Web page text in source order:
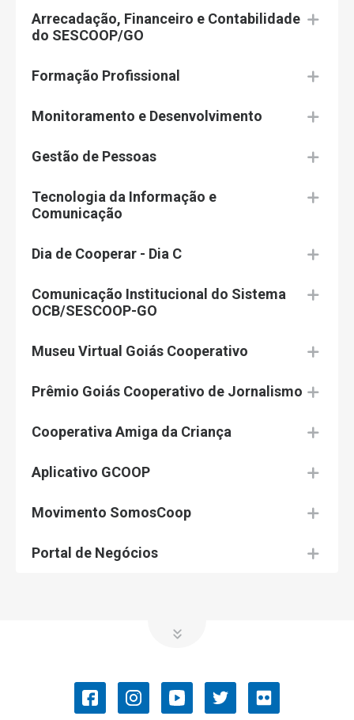
Arrecadação, Financeiro e Contabilidade
do SESCOOP/GO
Formação Profissional
Monitoramento e Desenvolvimento
Gestão de Pessoas
Tecnologia da Informação e
Comunicação
Dia de Cooperar - Dia C
Comunicação Institucional do Sistema
OCB/SESCOOP-GO
Museu Virtual Goiás Cooperativo
Prêmio Goiás Cooperativo de Jornalismo
Cooperativa Amiga da Criança
Aplicativo GCOOP
Movimento SomosCoop
Portal de Negócios
Convenções Coletivas de Trabalho
COOPERATIVISMO
História do Cooperativismo